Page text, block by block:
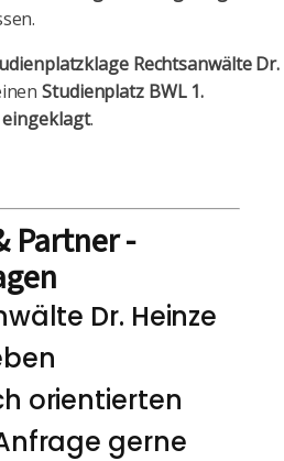
Rechtsanwälte Dr.
Studienplatz BWL 1.
.
Partner -
Dr. Heinze
orientierten
gerne